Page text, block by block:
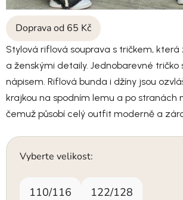
Doprava od 65 Kč
Stylová riflová souprava s tričkem,
a ženskými detaily. Jednobarevné tričko
nápisem. Riflová bunda i džíny jsou
krajkou na spodním lemu a po stranách
čemuž působí celý outfit moderně a
Vyberte velikost:
110/116 122/128